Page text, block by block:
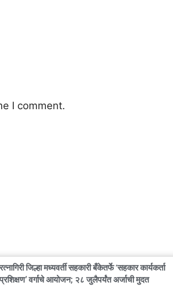
I comment.
रत्नागिरी जिल्हा मध्यवर्ती सहकारी बँकेतर्फे ‘सहकार कार्यकर्ता
प्रशिक्षण’ वर्गाचे आयोजन; २८ जुलैपर्यंत अर्जाची मुदत